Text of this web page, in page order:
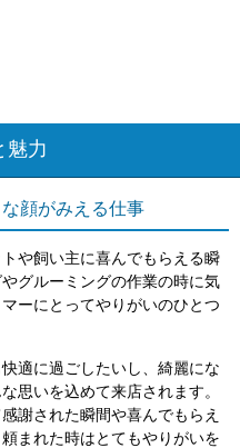
魅力
顔がみえる仕事
や飼い主に喜んでもらえる瞬
グルーミングの作業の時に気
ーにとってやりがいのひとつ
適に過ごしたいし、綺麗にな
思いを込めて来店されます。
謝された瞬間や喜んでもらえ
まれた時はとてもやりがいを